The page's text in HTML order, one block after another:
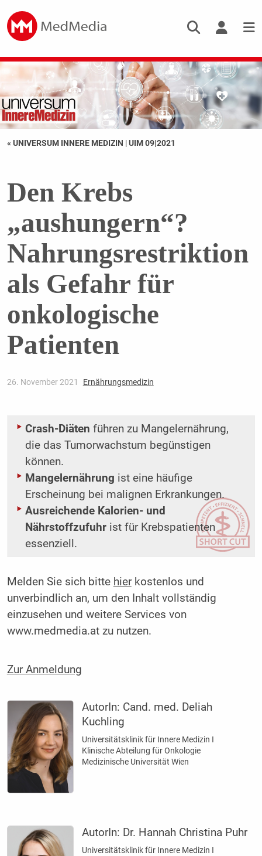
« UNIVERSUM INNERE MEDIZIN |UIM 09|2021
Den Krebs
„aushungern“?
Nahrungsrestriktion
als Gefahr für
onkologische
Patienten
26. November 2021 Ernährungsmedizin
Crash-Diäten führen zu Mangelernährung,
die das Tumorwachstum begünstigen
können.
Mangelernährung ist eine häufige
Erscheinung bei malignen Erkrankungen.
Ausreichende Kalorien- und
Nährstoffzufuhrist für Krebspatienten
essenziell.
Melden Sie sich bitte hierkostenlos und
unverbindlich an, um den Inhalt vollständig
einzusehen und weitere Services von
www.medmedia.at zu nutzen.
Zur Anmeldung
AutorIn: Cand. med. Deliah
Kuchling
Universitätsklinik für Innere Medizin I
Klinische Abteilung für Onkologie
Medizinische Universität Wien
AutorIn: Dr. Hannah Christina Puhr
Universitätsklinik für Innere Medizin I